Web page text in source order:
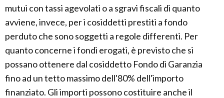
mutui con tassi agevolati o a sgravi fiscali di quanto
avviene, invece, per i cosiddetti prestiti a fondo
perduto che sono soggetti a regole differenti. Per
quanto concerne i fondi erogati, è previsto che si
possano ottenere dal cosiddetto Fondo di Garanzia
fino ad un tetto massimo dell'80% dell'importo
finanziato. Gli importi possono costituire anche il